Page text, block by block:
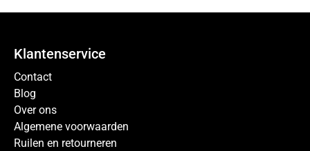
Klantenservice
Contact
Blog
Over ons
Algemene voorwaarden
Ruilen en retourneren